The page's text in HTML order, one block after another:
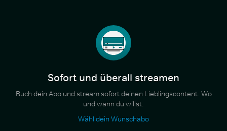
Sofort und überall streamen
Buch dein Abo und stream sofort deinen Lieblingscontent. Wo
und wann du willst.
Wähl dein Wunschabo